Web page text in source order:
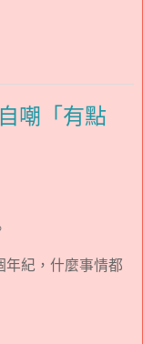
嘲「有點
年紀，什麼事情都